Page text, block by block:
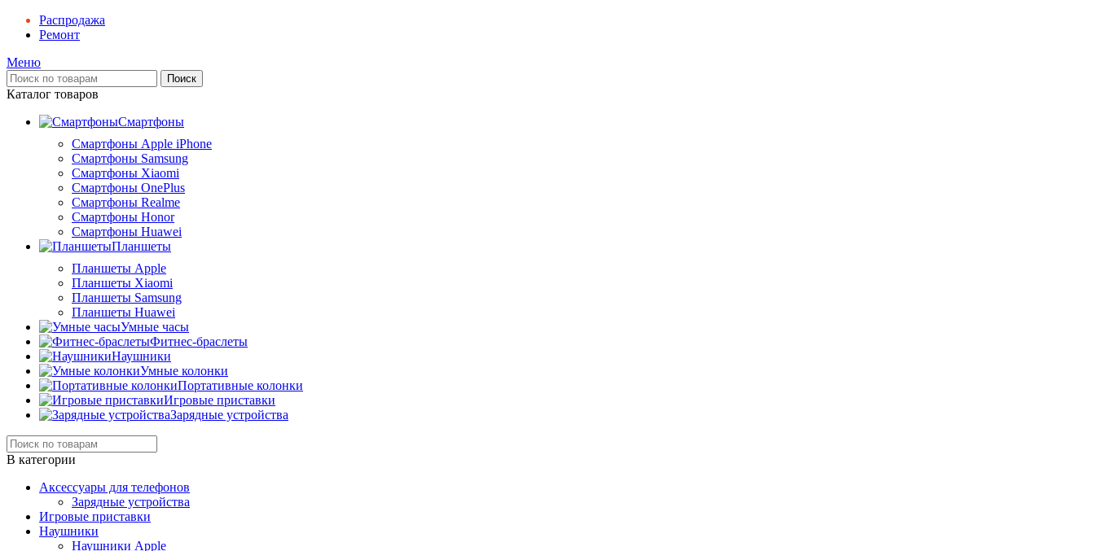
Распродажа
Ремонт
Меню
Поиск
Каталог товаров
Смартфоны
Смартфоны Apple iPhone
Смартфоны Samsung
Смартфоны Xiaomi
Смартфоны OnePlus
Смартфоны Realme
Смартфоны Honor
Смартфоны Huawei
Планшеты
Планшеты Apple
Планшеты Xiaomi
Планшеты Samsung
Планшеты Huawei
Умные часы
Фитнес-браслеты
Наушники
Умные колонки
Портативные колонки
Игровые приставки
Зарядные устройства
В категории
Аксессуары для телефонов
Зарядные устройства
Игровые приставки
Наушники
Наушники Apple